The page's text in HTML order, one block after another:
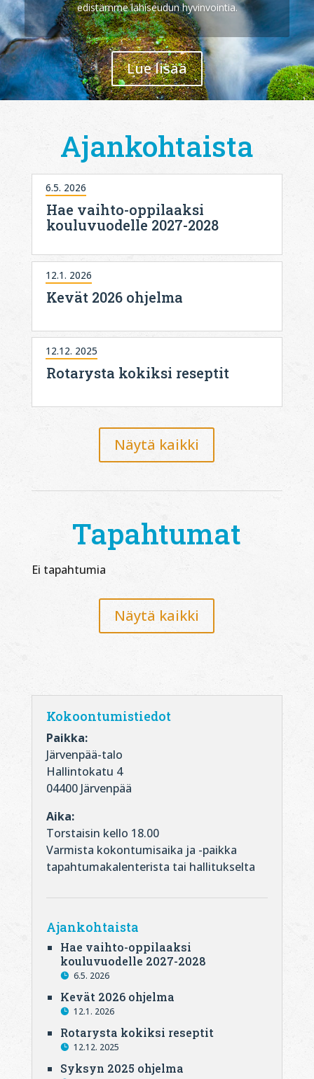
edistämme lähiseudun hyvinvointia.
Lue lisää
Ajankohtaista
Hae vaihto-oppilaaksi
kouluvuodelle 2027-2028
6.5. 2026
Kevät 2026 ohjelma
12.1. 2026
Rotarysta kokiksi reseptit
12.12. 2025
Näytä kaikki
Tapahtumat
Ei tapahtumia
Näytä kaikki
Kokoontumistiedot
Paikka:
Järvenpää-talo
Hallintokatu 4
04400 Järvenpää
Aika:
Torstaisin kello 18.00
Varmista kokontumisaika ja -paikka
tapahtumakalenterista tai hallitukselta
Ajankohtaista
Hae vaihto-oppilaaksi
kouluvuodelle 2027-2028
6.5. 2026
Kevät 2026 ohjelma
12.1. 2026
Rotarysta kokiksi reseptit
12.12. 2025
Syksyn 2025 ohjelma